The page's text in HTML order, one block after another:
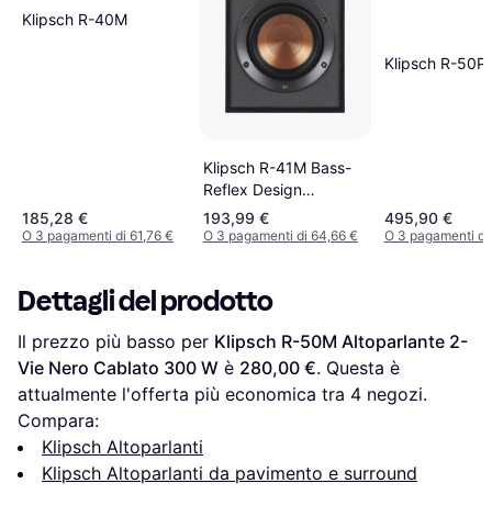
Klipsch R-40M
185,28 €
O 3 pagamenti di 61,76 €
Klipsch R-41M Bass-
Reflex Design
Bookshelf Speakers -
Black (Pair)
193,99 €
O 3 pagamenti di 64,66 €
Klipsch R-
495,90 €
O 3 pagamenti
Dettagli del prodotto
Il prezzo più basso per Klipsch R-50M Altoparlante 2-
Vie Nero Cablato 300 W è 280,00 €. Questa è
attualmente l'offerta più economica tra 4 negozi.
Compara:
Klipsch Altoparlanti
Klipsch Altoparlanti da pavimento e surround